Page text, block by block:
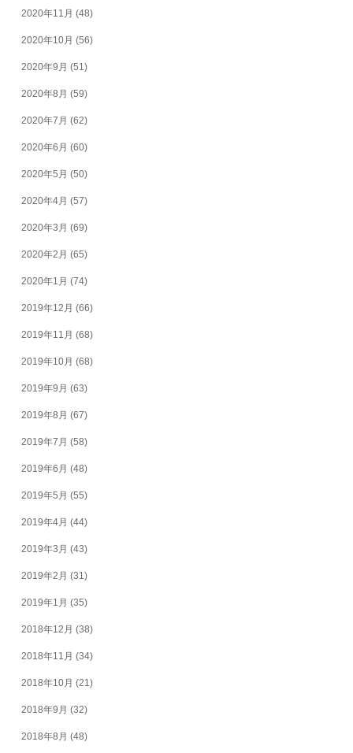
2020年11月 (48)
2020年10月 (56)
2020年9月 (51)
2020年8月 (59)
2020年7月 (62)
2020年6月 (60)
2020年5月 (50)
2020年4月 (57)
2020年3月 (69)
2020年2月 (65)
2020年1月 (74)
2019年12月 (66)
2019年11月 (68)
2019年10月 (68)
2019年9月 (63)
2019年8月 (67)
2019年7月 (58)
2019年6月 (48)
2019年5月 (55)
2019年4月 (44)
2019年3月 (43)
2019年2月 (31)
2019年1月 (35)
2018年12月 (38)
2018年11月 (34)
2018年10月 (21)
2018年9月 (32)
2018年8月 (48)